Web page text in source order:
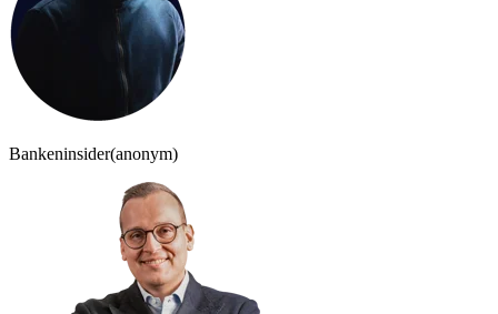
Bankeninsider(anonym)